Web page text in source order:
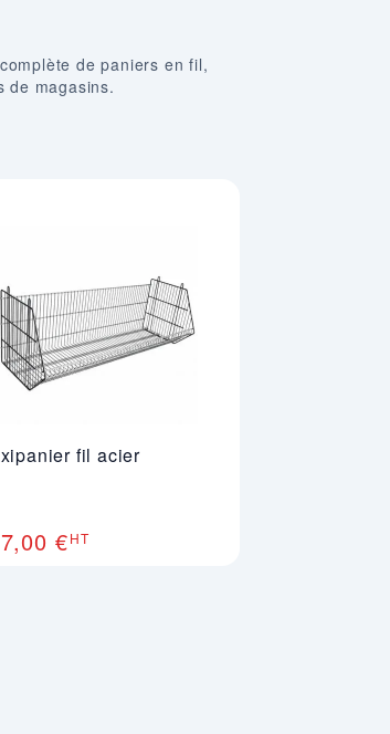
de paniers en fil,
de magasins.
efficacement tout en
fil acier
€HT